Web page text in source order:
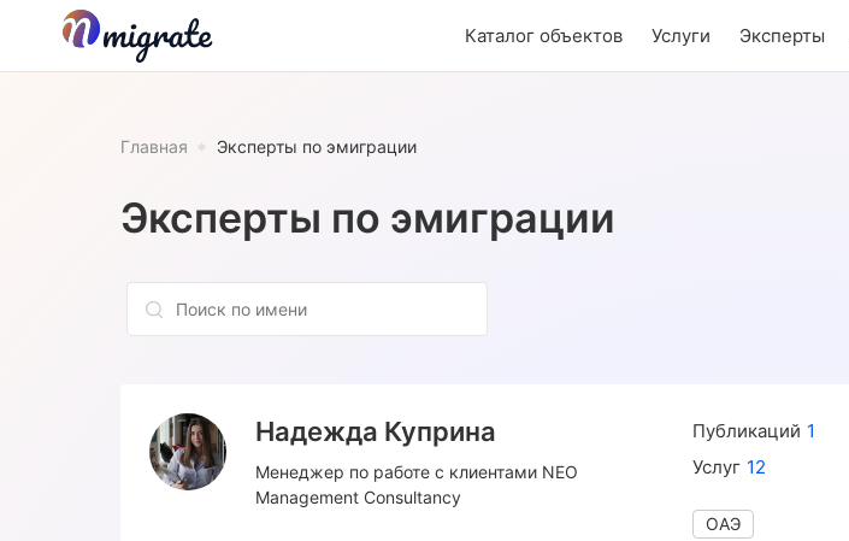
Каталог объектов Услуги Эксперты
Главная Эксперты по эмиграции
Эксперты по эмиграции
Надежда Куприна
Менеджер по работе с клиентами NEO
Management Consultancy
Публикаций 1
Услуг 12
ОАЭ